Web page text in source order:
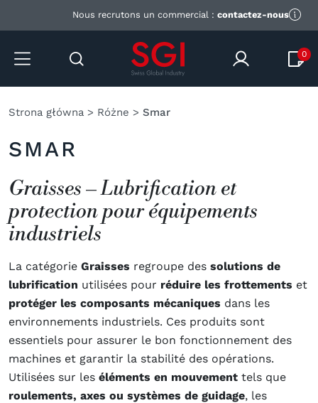
Nous recrutons un commercial : contactez-nous
0
Strona główna > Różne > Smar
SMAR
Graisses – Lubrification et
protection pour équipements
industriels
La catégorie Graisses regroupe des solutions de
lubrification utilisées pour réduire les frottements et
protéger les composants mécaniques dans les
environnements industriels. Ces produits sont
essentiels pour assurer le bon fonctionnement des
machines et garantir la stabilité des opérations.
Utilisées sur les éléments en mouvement tels que
roulements, axes ou systèmes de guidage, les